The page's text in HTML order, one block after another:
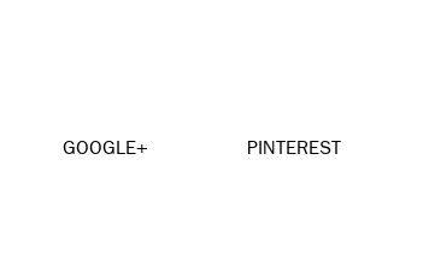
GOOGLE+ PINTEREST